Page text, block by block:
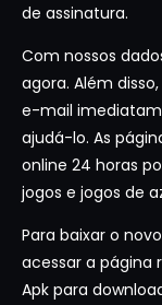
de assinatura.
Com nossos
agora. Além
e-mail
ajudá-lo. As
online 24 horas
jogos e jogos de
Para baixar o
acessar a página
Apk para